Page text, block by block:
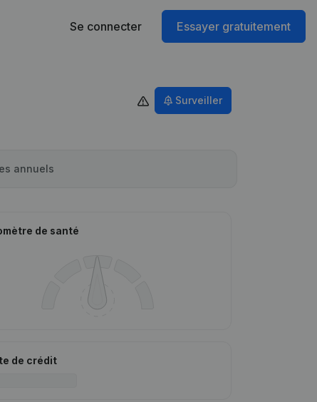
Se connecter Essayer gratuitement
Surveiller
annuels
de santé
de crédit